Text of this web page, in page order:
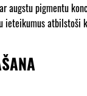
augstu pigmentu
ieteikumus atbilstoši